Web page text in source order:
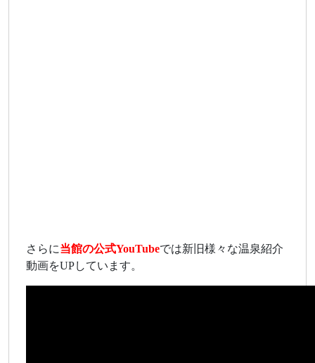
さらに当館の公式YouTubeでは新旧様々な温泉紹介
動画をUPしています。